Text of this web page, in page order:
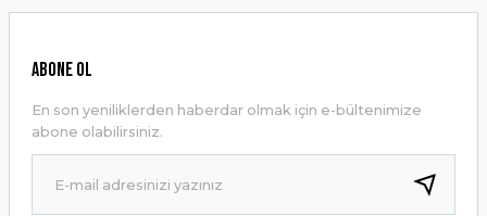
Ürün resmi kalitesiz, bozuk veya görüntülenemiyor.
Ürün bilgilerinde hatalar bulunuyor.
Ürün fiyatı diğer sitelerden daha pahalı.
Bu ürüne benzer farklı alternatifler olmalı.
ABONE OL
En son yeniliklerden haberdar olmak için e-bültenimize
abone olabilirsiniz.